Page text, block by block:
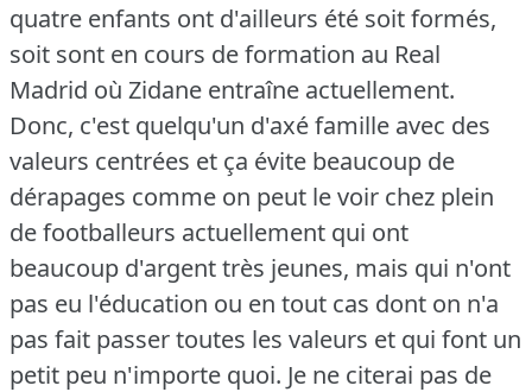
quatre enfants ont d'ailleurs été soit formés,
soit sont en cours de formation au Real
Madrid où Zidane entraîne actuellement.
Donc, c'est quelqu'un d'axé famille avec des
valeurs centrées et ça évite beaucoup de
dérapages comme on peut le voir chez plein
de footballeurs actuellement qui ont
beaucoup d'argent très jeunes, mais qui n'ont
pas eu l'éducation ou en tout cas dont on n'a
pas fait passer toutes les valeurs et qui font un
petit peu n'importe quoi. Je ne citerai pas de